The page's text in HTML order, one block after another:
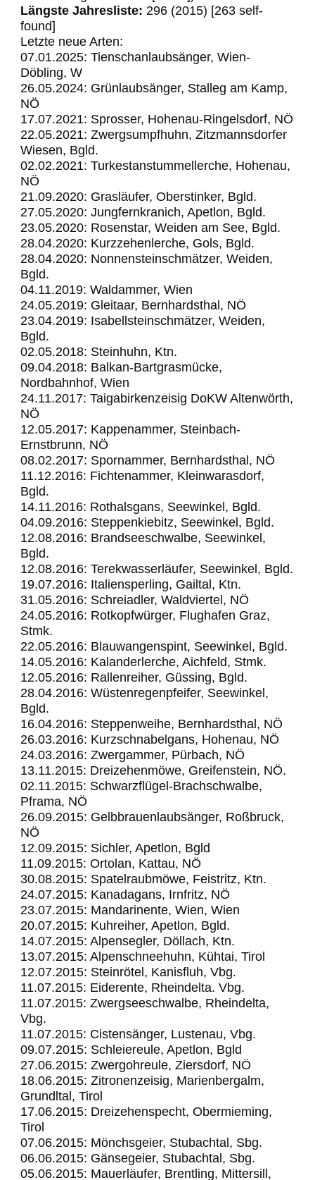
Längste Jahresliste: 296 (2015) [263 self-
found]
Letzte neue Arten:
07.01.2025: Tienschanlaubsänger, Wien-
Döbling, W
26.05.2024: Grünlaubsänger, Stalleg am Kamp,
NÖ
17.07.2021: Sprosser, Hohenau-Ringelsdorf, NÖ
22.05.2021: Zwergsumpfhuhn, Zitzmannsdorfer
Wiesen, Bgld.
02.02.2021: Turkestanstummellerche, Hohenau,
NÖ
21.09.2020: Grasläufer, Oberstinker, Bgld.
27.05.2020: Jungfernkranich, Apetlon, Bgld.
23.05.2020: Rosenstar, Weiden am See, Bgld.
28.04.2020: Kurzzehenlerche, Gols, Bgld.
28.04.2020: Nonnensteinschmätzer, Weiden,
Bgld.
04.11.2019: Waldammer, Wien
24.05.2019: Gleitaar, Bernhardsthal, NÖ
23.04.2019: Isabellsteinschmätzer, Weiden,
Bgld.
02.05.2018: Steinhuhn, Ktn.
09.04.2018: Balkan-Bartgrasmücke,
Nordbahnhof, Wien
24.11.2017: Taigabirkenzeisig DoKW Altenwörth,
NÖ
12.05.2017: Kappenammer, Steinbach-
Ernstbrunn, NÖ
08.02.2017: Spornammer, Bernhardsthal, NÖ
11.12.2016: Fichtenammer, Kleinwarasdorf,
Bgld.
14.11.2016: Rothalsgans, Seewinkel, Bgld.
04.09.2016: Steppenkiebitz, Seewinkel, Bgld.
12.08.2016: Brandseeschwalbe, Seewinkel,
Bgld.
12.08.2016: Terekwasserläufer, Seewinkel, Bgld.
19.07.2016: Italiensperling, Gailtal, Ktn.
31.05.2016: Schreiadler, Waldviertel, NÖ
24.05.2016: Rotkopfwürger, Flughafen Graz,
Stmk.
22.05.2016: Blauwangenspint, Seewinkel, Bgld.
14.05.2016: Kalanderlerche, Aichfeld, Stmk.
12.05.2016: Rallenreiher, Güssing, Bgld.
28.04.2016: Wüstenregenpfeifer, Seewinkel,
Bgld.
16.04.2016: Steppenweihe, Bernhardsthal, NÖ
26.03.2016: Kurzschnabelgans, Hohenau, NÖ
24.03.2016: Zwergammer, Pürbach, NÖ
13.11.2015: Dreizehenmöwe, Greifenstein, NÖ.
02.11.2015: Schwarzflügel-Brachschwalbe,
Pframa, NÖ
26.09.2015: Gelbbrauenlaubsänger, Roßbruck,
NÖ
12.09.2015: Sichler, Apetlon, Bgld
11.09.2015: Ortolan, Kattau, NÖ
30.08.2015: Spatelraubmöwe, Feistritz, Ktn.
24.07.2015: Kanadagans, Irnfritz, NÖ
23.07.2015: Mandarinente, Wien, Wien
20.07.2015: Kuhreiher, Apetlon, Bgld.
14.07.2015: Alpensegler, Döllach, Ktn.
13.07.2015: Alpenschneehuhn, Kühtai, Tirol
12.07.2015: Steinrötel, Kanisfluh, Vbg.
11.07.2015: Eiderente, Rheindelta. Vbg.
11.07.2015: Zwergseeschwalbe, Rheindelta,
Vbg.
11.07.2015: Cistensänger, Lustenau, Vbg.
09.07.2015: Schleiereule, Apetlon, Bgld
27.06.2015: Zwergohreule, Ziersdorf, NÖ
18.06.2015: Zitronenzeisig, Marienbergalm,
Grundltal, Tirol
17.06.2015: Dreizehenspecht, Obermieming,
Tirol
07.06.2015: Mönchsgeier, Stubachtal, Sbg.
06.06.2015: Gänsegeier, Stubachtal, Sbg.
05.06.2015: Mauerläufer, Brentling, Mittersill,